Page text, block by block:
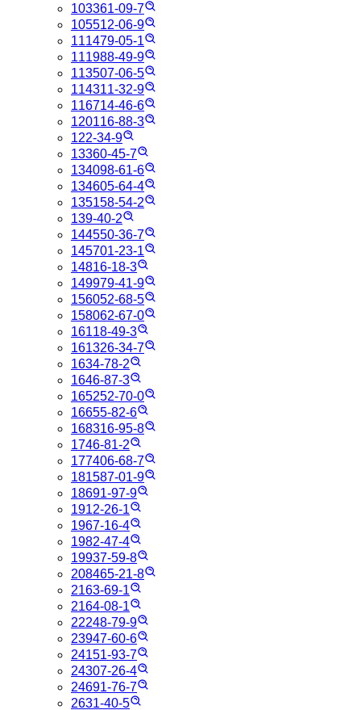
103361-09-7
105512-06-9
111479-05-1
111988-49-9
113507-06-5
114311-32-9
116714-46-6
120116-88-3
122-34-9
13360-45-7
134098-61-6
134605-64-4
135158-54-2
139-40-2
144550-36-7
145701-23-1
14816-18-3
149979-41-9
156052-68-5
158062-67-0
16118-49-3
161326-34-7
1634-78-2
1646-87-3
165252-70-0
16655-82-6
168316-95-8
1746-81-2
177406-68-7
181587-01-9
18691-97-9
1912-26-1
1967-16-4
1982-47-4
19937-59-8
208465-21-8
2163-69-1
2164-08-1
22248-79-9
23947-60-6
24151-93-7
24307-26-4
24691-76-7
2631-40-5